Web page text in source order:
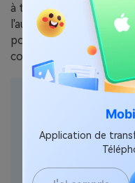
Application de
à transférer vos
l'autre. Grâce à sa
pouvez transférer vos
complète ou les
MobileTrans -
Transférer
seul clic!